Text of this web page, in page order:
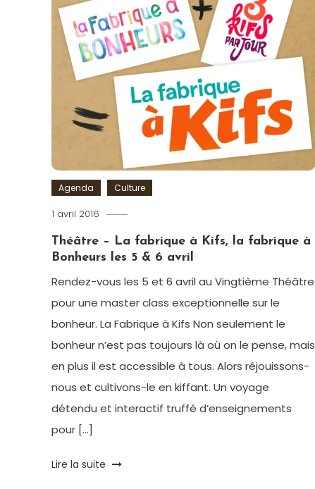
Agenda Culture
1 avril 2016
Paris
Théâtre – La fabrique à Kifs, la fabrique à
Bonheurs les 5 & 6 avril
Rendez-vous les 5 et 6 avril au Vingtième Théâtre
pour une master class exceptionnelle sur le
bonheur. La Fabrique à Kifs Non seulement le
bonheur n’est pas toujours là où on le pense, mais
en plus il est accessible à tous. Alors réjouissons-
nous et cultivons-le en kiffant. Un voyage
détendu et interactif truffé d’enseignements
pour […]
Tagged
Lire la suite